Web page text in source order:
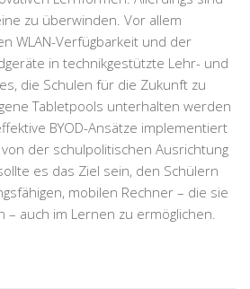
zu überwinden. Vor allem
WLAN-Verfügbarkeit und der
in technikgestützte Lehr- und
die Schulen für die Zukunft zu
Tabletpools unterhalten werden
BYOD-Ansätze implementiert
der schulpolitischen Ausrichtung
es das Ziel sein, den Schülern
mobilen Rechner – die sie
auch im Lernen zu ermöglichen.